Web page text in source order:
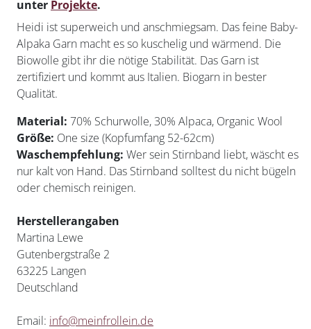
unter Projekte.
Heidi ist superweich und anschmiegsam. Das feine Baby-
Alpaka Garn macht es so kuschelig und wärmend. Die
Biowolle gibt ihr die nötige Stabilität. Das Garn ist
zertifiziert und kommt aus Italien. Biogarn in bester
Qualität.
Material: 70% Schurwolle, 30% Alpaca, Organic Wool
Größe: One size (Kopfumfang 52-62cm)
Waschempfehlung: Wer sein Stirnband liebt, wäscht es
nur kalt von Hand. Das Stirnband solltest du nicht bügeln
oder chemisch reinigen.
Herstellerangaben
Martina Lewe
Gutenbergstraße 2
63225 Langen
Deutschland
Email: info@meinfrollein.de